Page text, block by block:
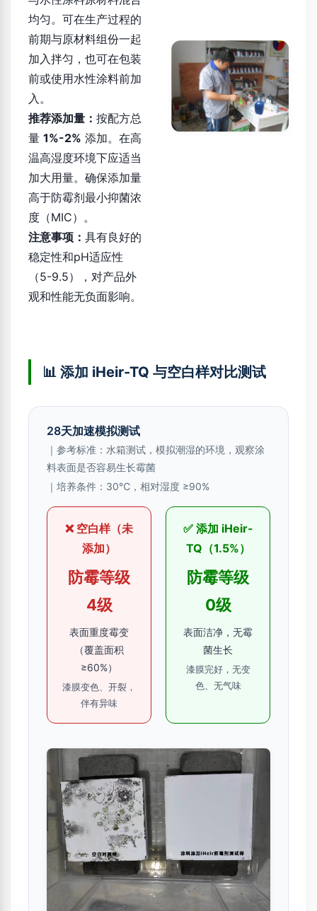
均匀。可在生产过程的
前期与原材料组份一起
加入拌匀，也可在包装
前或使用水性涂料前加
入。
推荐添加量： 按配方总
量 1%-2% 添加。在高
温高湿度环境下应适当
加大用量。确保添加量
高于防霉剂最小抑菌浓
度（MIC）。
注意事项： 具有良好的
稳定性和pH适应性
（5-9.5），对产品外
观和性能无负面影响。
📊 添加 iHeir-TQ 与空白样对比测试
28天加速模拟测试
｜参考标准：水箱测试，模拟潮湿的环境，观察涂
料表面是否容易生长霉菌
｜培养条件：30℃，相对湿度 ≥90%
❌ 空白样（未
添加）
防霉等级
4级
表面重度霉变
（覆盖面积
≥60%）
漆膜变色、开裂，
伴有异味
✅ 添加 iHeir-
TQ（1.5%）
防霉等级
0级
表面洁净，无霉
菌生长
漆膜完好，无变
色、无气味